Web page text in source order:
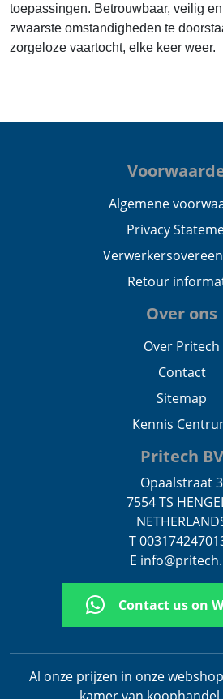
toepassingen. Betrouwbaar, veilig
zwaarste omstandigheden te
zorgeloze vaartocht, elke keer weer.
Algemene
Privacy
Retour
Over ons
Over Pritech
Contact
Sitemap
Kennis
Pritech BV
Opaalstraat 3
7554 TS
T
E
Contact us on
Al onze prijzen in onze